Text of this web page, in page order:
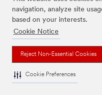
navigation, analyze site
based on your interests.
Cookie Notice
Reject Non-Essential Cookies
Cookie Preferences